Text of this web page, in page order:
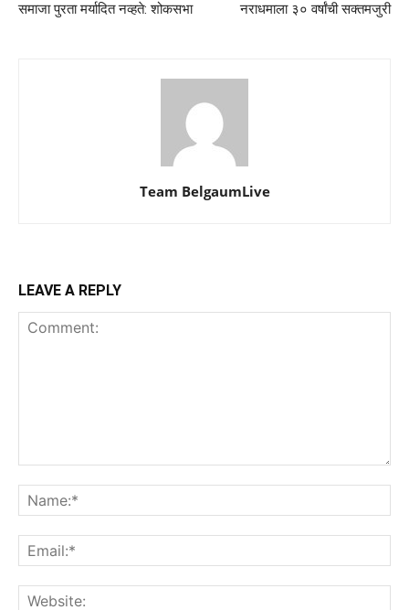
समाजा पुरता मर्यादित नव्हते: शोकसभा
नराधमाला ३० वर्षांची सक्तमजुरी
Team BelgaumLive
LEAVE A REPLY